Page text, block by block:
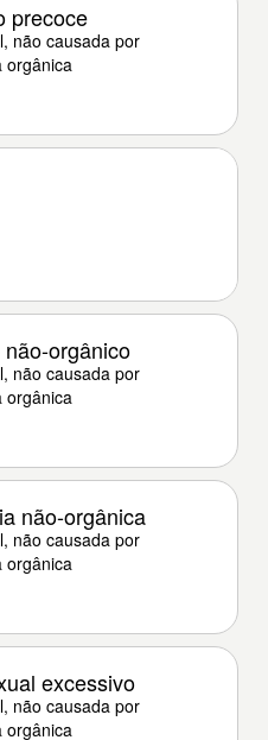
precoce
não causada por
orgânica
orgânico
não causada por
orgânica
não-orgânica
não causada por
orgânica
excessivo
não causada por
orgânica